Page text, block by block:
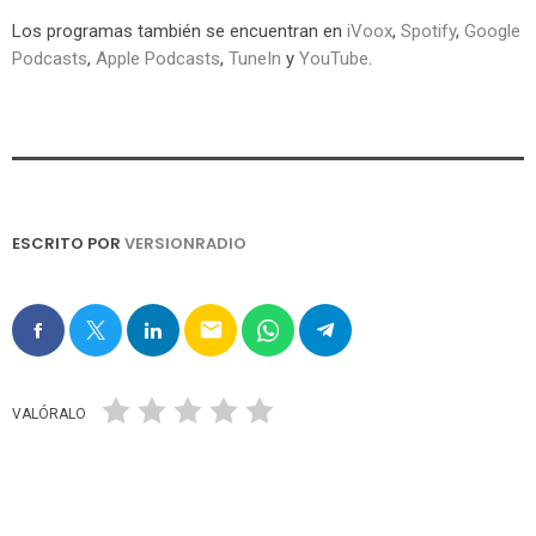
Los programas también se encuentran en iVoox, Spotify, Google
Podcasts, Apple Podcasts, TuneIn y YouTube.
ESCRITO POR VERSIONRADIO
email
VALÓRALO